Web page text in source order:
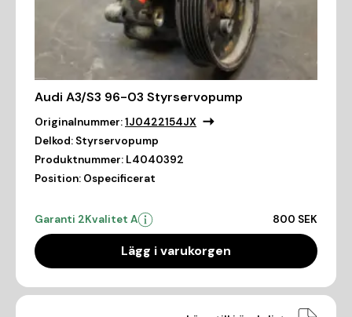
Audi A3/S3 96-03 Styrservopump
Originalnummer:1J0422154JX
Delkod: Styrservopump
Produktnummer: L4040392
Position: Ospecificerat
Garanti 2Kvalitet A 800 SEK
Lägg i varukorgen